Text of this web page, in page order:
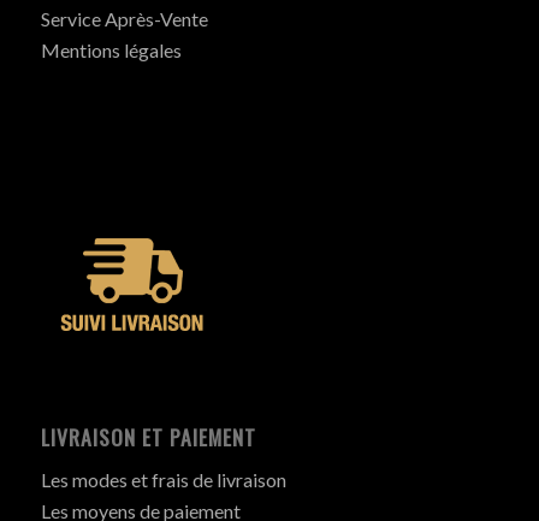
Service Après-Vente
Mentions légales
LIVRAISON ET PAIEMENT
Les modes et frais de livraison
Les moyens de paiement